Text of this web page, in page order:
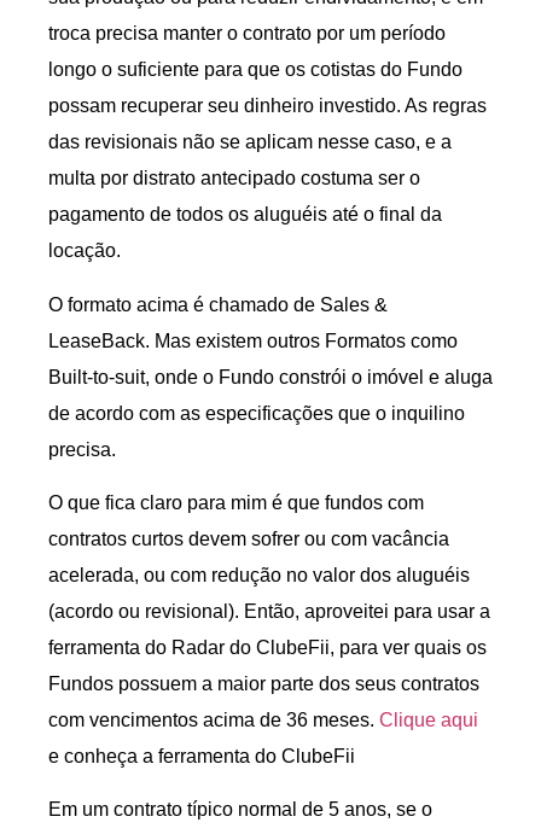
troca precisa manter o contrato por um período
longo o suficiente para que os cotistas do Fundo
possam recuperar seu dinheiro investido. As regras
das revisionais não se aplicam nesse caso, e a
multa por distrato antecipado costuma ser o
pagamento de todos os aluguéis até o final da
locação.
O formato acima é chamado de Sales &
LeaseBack. Mas existem outros Formatos como
Built-to-suit, onde o Fundo constrói o imóvel e aluga
de acordo com as especificações que o inquilino
precisa.
O que fica claro para mim é que fundos com
contratos curtos devem sofrer ou com vacância
acelerada, ou com redução no valor dos aluguéis
(acordo ou revisional). Então, aproveitei para usar a
ferramenta do Radar do ClubeFii, para ver quais os
Fundos possuem a maior parte dos seus contratos
com vencimentos acima de 36 meses. Clique aqui
e conheça a ferramenta do ClubeFii
Em um contrato típico normal de 5 anos, se o